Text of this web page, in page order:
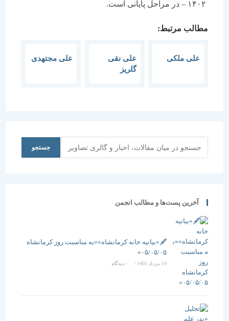
مطالب مرتبط:
علی ملکی
علی نقی
علی مجتهدی
جستجو
آخرین پست‌ها و مطالب انجمن
🖋️«بیانیه خانه کرمانشاه»«به مناسبت روز کرمانشاه
۰۵/۰۵/۰۵»
/ ۰ دیدگاه